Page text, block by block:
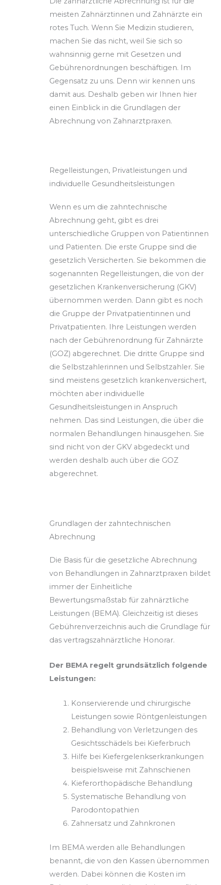
meisten Zahnärztinnen und Zahnärzte ein
rotes Tuch. Wenn Sie Medizin studieren,
machen Sie das nicht, weil Sie sich so
wahnsinnig gerne mit Gesetzen und
Gebührenordnungen beschäftigen. Im
Gegensatz zu uns. Denn wir kennen uns
damit aus. Deshalb geben wir Ihnen hier
einen Einblick in die Grundlagen der
Abrechnung von Zahnarztpraxen.
Regelleistungen, Privatleistungen und
individuelle Gesundheitsleistungen
Wenn es um die zahntechnische
Abrechnung geht, gibt es drei
unterschiedliche Gruppen von Patientinnen
und Patienten. Die erste Gruppe sind die
gesetzlich Versicherten. Sie bekommen die
sogenannten Regelleistungen, die von der
gesetzlichen Krankenversicherung (GKV)
übernommen werden. Dann gibt es noch
die Gruppe der Privatpatientinnen und
Privatpatienten. Ihre Leistungen werden
nach der Gebührenordnung für Zahnärzte
(GOZ) abgerechnet. Die dritte Gruppe sind
die Selbstzahlerinnen und Selbstzahler. Sie
sind meistens gesetzlich krankenversichert,
möchten aber individuelle
Gesundheitsleistungen in Anspruch
nehmen. Das sind Leistungen, die über die
normalen Behandlungen hinausgehen. Sie
sind nicht von der GKV abgedeckt und
werden deshalb auch über die GOZ
abgerechnet.
Grundlagen der zahntechnischen
Abrechnung
Die Basis für die gesetzliche Abrechnung
von Behandlungen in Zahnarztpraxen bildet
immer der Einheitliche
Bewertungsmaßstab für zahnärztliche
Leistungen (BEMA). Gleichzeitig ist dieses
Gebührenverzeichnis auch die Grundlage für
das vertragszahnärztliche Honorar.
Der BEMA regelt grundsätzlich folgende
Leistungen:
Konservierende und chirurgische
Leistungen sowie Röntgenleistungen
Behandlung von Verletzungen des
Gesichtsschädels bei Kieferbruch
Hilfe bei Kiefergelenkserkrankungen
beispielsweise mit Zahnschienen
Kieferorthopädische Behandlung
Systematische Behandlung von
Parodontopathien
Zahnersatz und Zahnkronen
Im BEMA werden alle Behandlungen
benannt, die von den Kassen übernommen
werden. Dabei können die Kosten im